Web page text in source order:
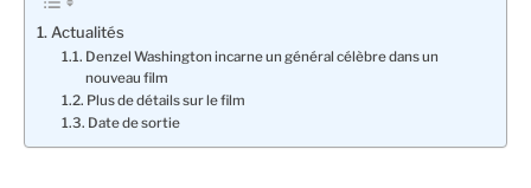
Actualités
Denzel Washington incarne un général célèbre dans un
nouveau film
Plus de détails sur le film
Date de sortie